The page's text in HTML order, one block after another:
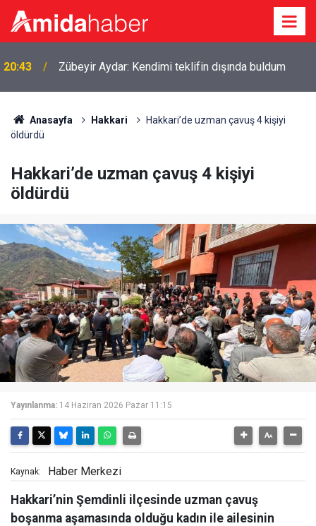
20:43 Zübeyir Aydar: Kendimi teklifin dışında buldum
Anasayfa Hakkari
Hakkari’de uzman çavuş 4 kişiyi
öldürdü
Hakkari’de uzman çavuş 4 kişiyi
öldürdü
Yayınlanma: 14 Haziran 2026 Pazar 11:15
Kaynak: Haber Merkezi
Hakkari’nin Şemdinli ilçesinde uzman çavuş
boşanma aşamasında olduğu kadın ile ailesinin